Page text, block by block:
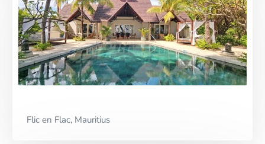
Flic en Flac, Mauritius